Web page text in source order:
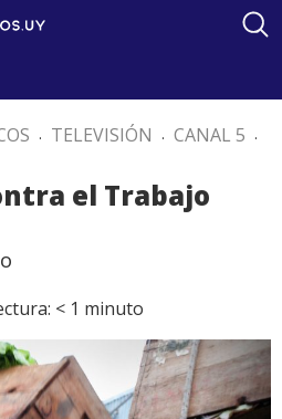
. TELEVISIÓN . CANAL 5 .
el Trabajo
< 1 minuto